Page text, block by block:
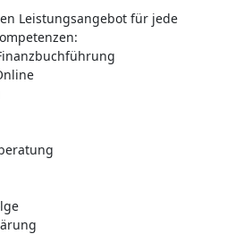
Leistungsangebot für jede